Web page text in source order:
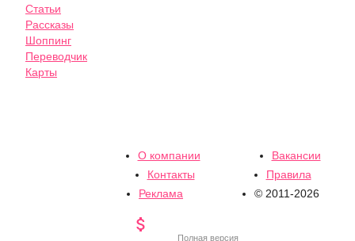
Статьи
Рассказы
Шоппинг
Переводчик
Карты
О компании
Вакансии
Контакты
Правила
Реклама
© 2011-2026

Полная версия